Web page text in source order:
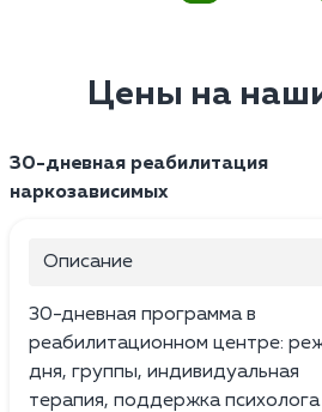
Цены на
30-дневная реабилитация
наркозависимых
Описание
30-дневная программа в
реабилитационном центре:
дня, группы, индивидуальная
терапия, поддержка психолога